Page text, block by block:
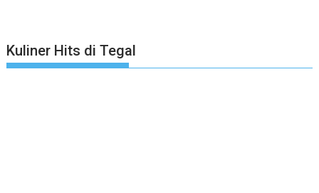
Kuliner Hits di Tegal